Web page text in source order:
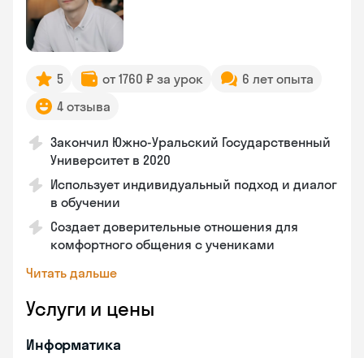
5 от 1760 ₽ за урок
6 лет опыта
4 отзыва
Закончил Южно-Уральский Государственный
Университет в 2020
Использует индивидуальный подход и диалог
в обучении
Создает доверительные отношения для
комфортного общения с учениками
Читать дальше
Услуги и цены
Информатика